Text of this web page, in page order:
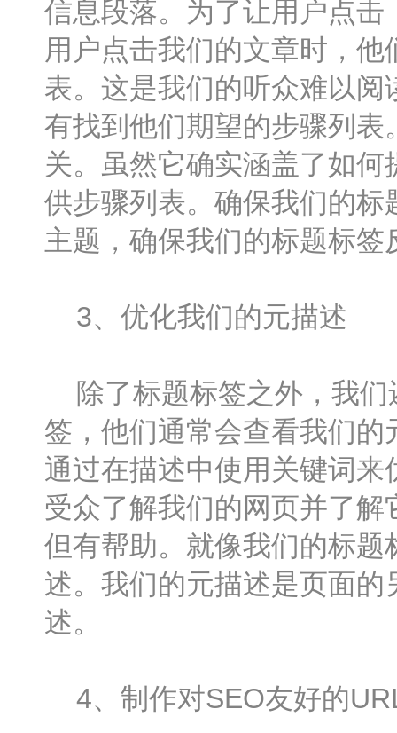
信息段落。为了让用户点
用户点击我们的文章时，
表。这是我们的听众难以
有找到他们期望的步骤列
关。虽然它确实涵盖了如
供步骤列表。确保我们的
主题，确保我们的标题标签
3、优化我们的元描述
除了标题标签之外，我们
签，他们通常会查看我们
通过在描述中使用关键词
受众了解我们的网页并了
但有帮助。就像我们的标
述。我们的元描述是页面
述。
4、制作对SEO友好的